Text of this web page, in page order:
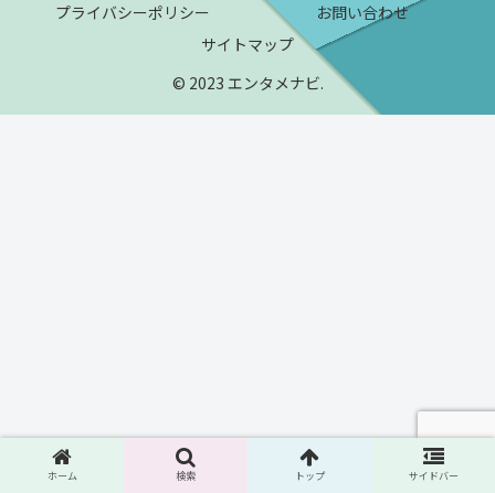
プライバシーポリシー
お問い合わせ
サイトマップ
© 2023 エンタメナビ.
ホーム 検索 トップ サイドバー